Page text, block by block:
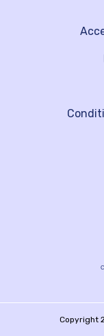
Copyright